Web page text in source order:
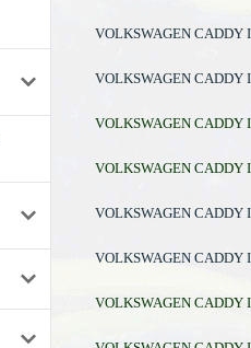
VOLKSWAGEN CADDY
VOLKSWAGEN CADDY
VOLKSWAGEN CADDY
VOLKSWAGEN CADDY
VOLKSWAGEN CADDY
VOLKSWAGEN CADDY
VOLKSWAGEN CADDY